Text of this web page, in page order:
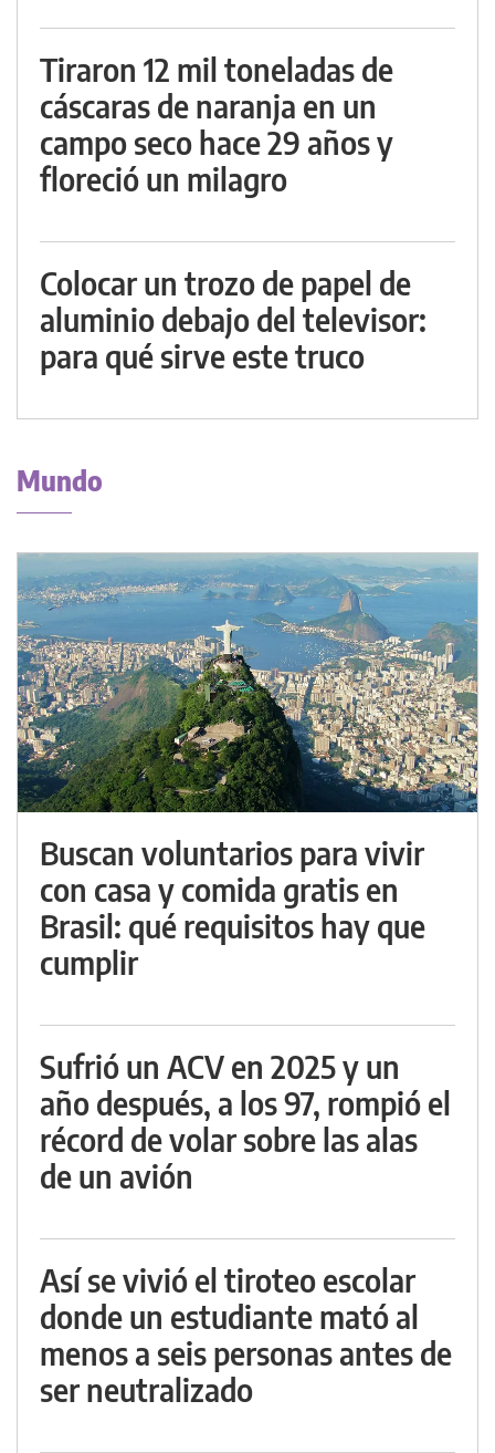
Tiraron 12 mil toneladas de
cáscaras de naranja en un
campo seco hace 29 años y
floreció un milagro
Colocar un trozo de papel de
aluminio debajo del televisor:
para qué sirve este truco
Mundo
Buscan voluntarios para vivir
con casa y comida gratis en
Brasil: qué requisitos hay que
cumplir
Sufrió un ACV en 2025 y un
año después, a los 97, rompió el
récord de volar sobre las alas
de un avión
Así se vivió el tiroteo escolar
donde un estudiante mató al
menos a seis personas antes de
ser neutralizado